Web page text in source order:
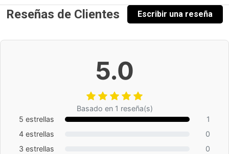
Reseñas de Clientes Escribir una reseña
5.0
Basado en 1 reseña(s)
5 estrellas
1
4 estrellas
0
3 estrellas
0